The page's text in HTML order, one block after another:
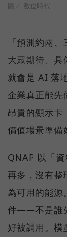
圖／ 數位時代
「預測約兩
大眾期待、具
就會是 AI 落
企業真正能先
昂貴的顯示卡
價值場景準備
QNAP 以「
再多，沒有整
為可用的能源
件——不是誰
好被調用。模